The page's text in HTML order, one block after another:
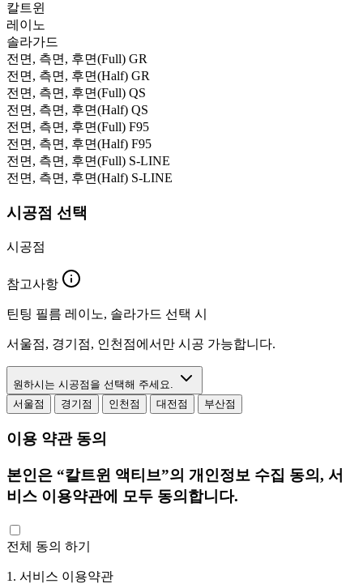
칼트윈
레이노
솔라가드
전면, 측면, 후면(Full) GR
전면, 측면, 후면(Half) GR
전면, 측면, 후면(Full) QS
전면, 측면, 후면(Half) QS
전면, 측면, 후면(Full) F95
전면, 측면, 후면(Half) F95
전면, 측면, 후면(Full) S-LINE
전면, 측면, 후면(Half) S-LINE
시공점 선택
시공점
참고사항
틴팅 필름 레이노, 솔라가드 선택 시
서울점, 경기점, 인천점에서만 시공 가능합니다.
원하시는 시공점을 선택해 주세요.
서울점
경기점 인천점 대전점 부산점
이용 약관 동의
본인은 “칼트윈 액티브”의 개인정보 수집 동의, 서
비스 이용약관에 모두 동의합니다.
전체 동의 하기
1. 서비스 이용약관